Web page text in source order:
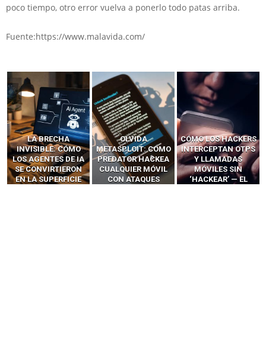
poco tiempo, otro error vuelva a ponerlo todo patas arriba.
Fuente:https://www.malavida.com/
LA BRECHA
INVISIBLE: CÓMO
LOS AGENTES DE IA
SE CONVIRTIERON
EN LA SUPERFICIE
OLVIDA
METASPLOIT: CÓMO
PREDATOR HACKEA
CUALQUIER MÓVIL
CON ATAQUES
CÓMO LOS HACKERS
INTERCEPTAN OTPS
Y LLAMADAS
MÓVILES SIN
‘HACKEAR’ — EL